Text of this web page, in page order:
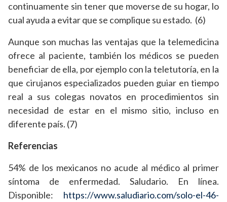
continuamente sin tener que moverse de su hogar, lo
cual ayuda a evitar que se complique su estado. (6)
Aunque son muchas las ventajas que la telemedicina
ofrece al paciente, también los médicos se pueden
beneficiar de ella, por ejemplo con la teletutoría, en la
que cirujanos especializados pueden guiar en tiempo
real a sus colegas novatos en procedimientos sin
necesidad de estar en el mismo sitio, incluso en
diferente país. (7)
Referencias
54% de los mexicanos no acude al médico al primer
síntoma de enfermedad. Saludario. En línea.
Disponible: https://www.saludiario.com/solo-el-46-